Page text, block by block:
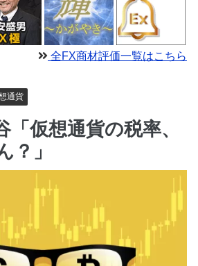
全FX商材評価一覧はこちら
通貨
「仮想通貨の税率、
？」